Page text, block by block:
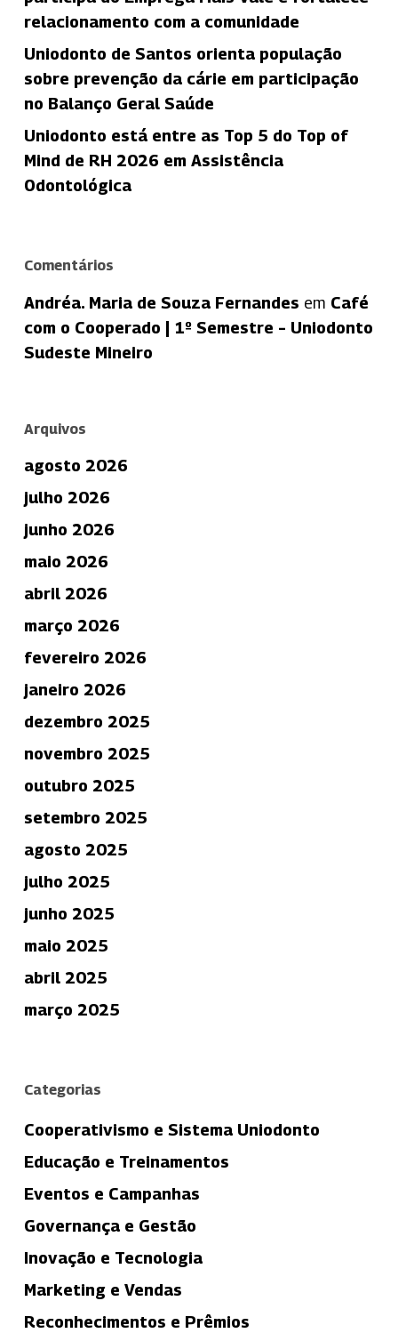
relacionamento com a comunidade
Uniodonto de Santos orienta população
sobre prevenção da cárie em participação
no Balanço Geral Saúde
Uniodonto está entre as Top 5 do Top of
Mind de RH 2026 em Assistência
Odontológica
Comentários
Andréa. Maria de Souza Fernandes em Café
com o Cooperado | 1º Semestre – Uniodonto
Sudeste Mineiro
Arquivos
agosto 2026
julho 2026
junho 2026
maio 2026
abril 2026
março 2026
fevereiro 2026
janeiro 2026
dezembro 2025
novembro 2025
outubro 2025
setembro 2025
agosto 2025
julho 2025
junho 2025
maio 2025
abril 2025
março 2025
Categorias
Cooperativismo e Sistema Uniodonto
Educação e Treinamentos
Eventos e Campanhas
Governança e Gestão
Inovação e Tecnologia
Marketing e Vendas
Reconhecimentos e Prêmios